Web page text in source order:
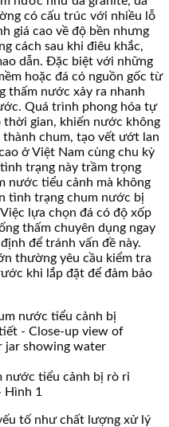
có cấu trúc với nhiều lỗ
giá cao về độ bền nhưng
cách sau khi điêu khắc,
dẫn. Đặc biệt với những
hoặc đá có nguồn gốc từ
thấm nước xảy ra nhanh
Quá trình phong hóa tự
thời gian, khiến nước không
chum, tạo vết ướt lan
ở Việt Nam cùng chu kỳ
trạng này trầm trọng
nước tiểu cảnh mà không
tình trạng chum nước bị
lựa chọn đá có độ xốp
thấm chuyên dụng ngay
để tránh vấn đề này.
thường yêu cầu kiểm tra
khi lắp đặt để đảm bảo
nước tiểu cảnh bị rò rỉ
1
tố như chất lượng xử lý